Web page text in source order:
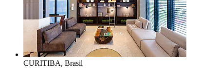
CURITIBA, Brasil